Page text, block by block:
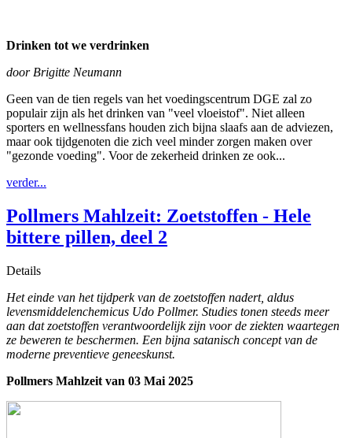
Drinken tot we verdrinken
door Brigitte Neumann
Geen van de tien regels van het voedingscentrum DGE zal zo
populair zijn als het drinken van "veel vloeistof". Niet alleen
sporters en wellnessfans houden zich bijna slaafs aan de adviezen,
maar ook tijdgenoten die zich veel minder zorgen maken over
"gezonde voeding". Voor de zekerheid drinken ze ook...
verder...
Pollmers Mahlzeit: Zoetstoffen - Hele
bittere pillen, deel 2
Details
Het einde van het tijdperk van de zoetstoffen nadert, aldus
levensmiddelenchemicus Udo Pollmer. Studies tonen steeds meer
aan dat zoetstoffen verantwoordelijk zijn voor de ziekten waartegen
ze beweren te beschermen. Een bijna satanisch concept van de
moderne preventieve geneeskunst.
Pollmers Mahlzeit van 03 Mai 2025